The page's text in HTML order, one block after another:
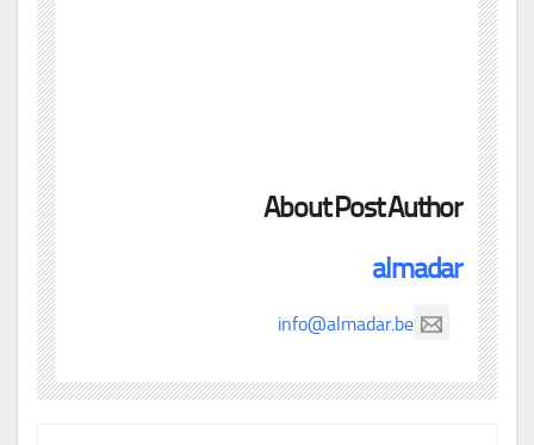
About Post Author
almadar
info@almadar.be